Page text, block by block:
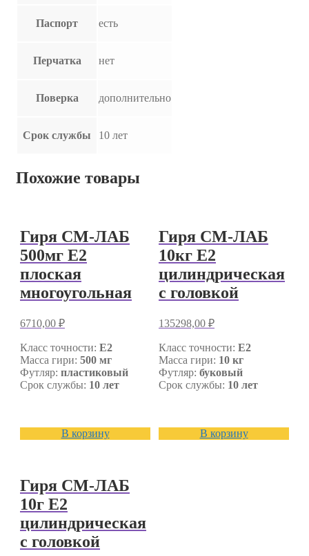
Паспорт есть
Перчатка нет
Поверка дополнительно
Срок службы 10 лет
Похожие товары
Гиря СМ-ЛАБ
500мг E2
плоская
многоугольная
6710,00 ₽
Класс точности: E2
Масса гири: 500 мг
Футляр: пластиковый
Срок службы: 10 лет
В корзину
Гиря СМ-ЛАБ
10кг E2
цилиндрическая
с головкой
135298,00 ₽
Класс точности: E2
Масса гири: 10 кг
Футляр: буковый
Срок службы: 10 лет
В корзину
Гиря СМ-ЛАБ
10г E2
цилиндрическая
с головкой